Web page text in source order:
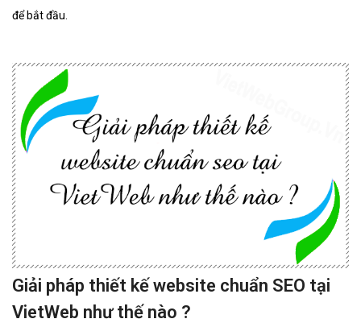
để bắt đầu.
Giải pháp thiết kế website chuẩn SEO tại
VietWeb như thế nào ?